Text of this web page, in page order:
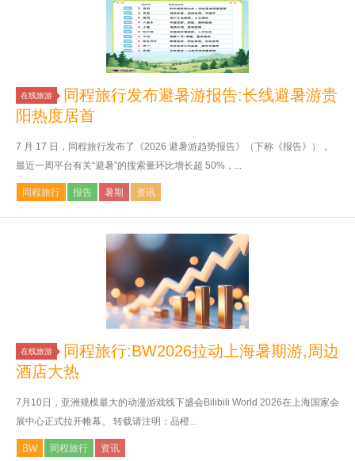
在线旅游
同程旅行发布避暑游报告:长线避暑游贵
阳热度居首
7 月 17 日，同程旅行发布了《2026 避暑游趋势报告》（下称《报告》），
最近一周平台有关“避暑”的搜索量环比增长超 50%，...
同程旅行 报告 暑期 资讯
在线旅游
同程旅行:BW2026拉动上海暑期游,周边
酒店大热
7月10日，亚洲规模最大的动漫游戏线下盛会Bilibili World 2026在上海国家会
展中心正式拉开帷幕。 转载请注明：品橙...
BW 同程旅行 资讯